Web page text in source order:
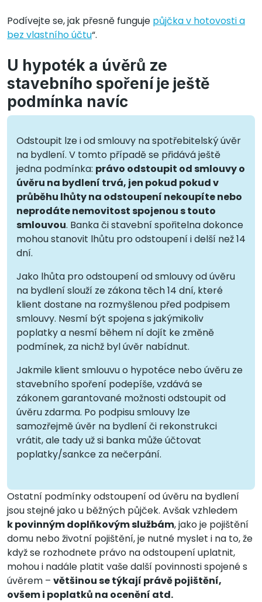
Podívejte se, jak přesně funguje půjčka v hotovosti a
bez vlastního účtu“.
U hypoték a úvěrů ze
stavebního spoření je ještě
podmínka navíc
Odstoupit lze i od smlouvy na spotřebitelský úvěr
na bydlení. V tomto případě se přidává ještě
jedna podmínka: právo odstoupit od smlouvy o
úvěru na bydlení trvá, jen pokud pokud v
průběhu lhůty na odstoupení nekoupíte nebo
neprodáte nemovitost spojenou s touto
smlouvou. Banka či stavební spořitelna dokonce
mohou stanovit lhůtu pro odstoupení i delší než 14
dní.
Jako lhůta pro odstoupení od smlouvy od úvěru
na bydlení slouží ze zákona těch 14 dní, které
klient dostane na rozmyšlenou před podpisem
smlouvy. Nesmí být spojena s jakýmikoliv
poplatky a nesmí během ní dojít ke změně
podmínek, za nichž byl úvěr nabídnut.
Jakmile klient smlouvu o hypotéce nebo úvěru ze
stavebního spoření podepíše, vzdává se
zákonem garantované možnosti odstoupit od
úvěru zdarma. Po podpisu smlouvy lze
samozřejmě úvěr na bydlení či rekonstrukci
vrátit, ale tady už si banka může účtovat
poplatky/sankce za nečerpání.
Ostatní podmínky odstoupení od úvěru na bydlení
jsou stejné jako u běžných půjček. Avšak vzhledem
k povinným doplňkovým službám, jako je pojištění
domu nebo životní pojištění, je nutné myslet i na to, že
když se rozhodnete právo na odstoupení uplatnit,
mohou i nadále platit vaše další povinnosti spojené s
úvěrem – většinou se týkají právě pojištění,
ovšem i poplatků na ocenění atd.